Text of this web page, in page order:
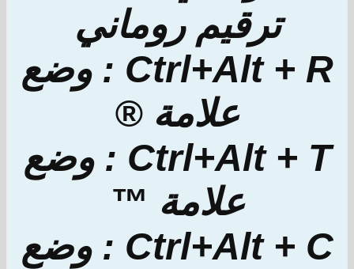
ترقيم روماني
Ctrl+Alt + R : وضع
علامة ®
Ctrl+Alt + T : وضع
علامة ™
Ctrl+Alt + C : وضع